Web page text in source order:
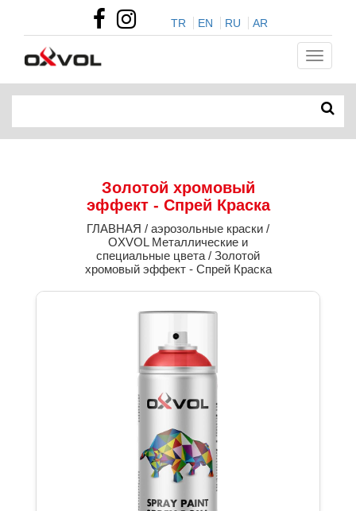
TR EN RU AR
Золотой хромовый
эффект - Спрей Краска
ГЛАВНАЯ / аэрозольные краски /
OXVOL Металлические и
специальные цвета / Золотой
хромовый эффект - Спрей Краска